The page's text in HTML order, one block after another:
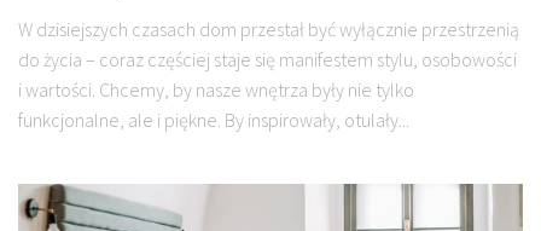
W dzisiejszych czasach dom przestał być wyłącznie przestrzenią
do życia – coraz częściej staje się manifestem stylu, osobowości
i wartości. Chcemy, by nasze wnętrza były nie tylko
funkcjonalne, ale i piękne. By inspirowały, otulały...